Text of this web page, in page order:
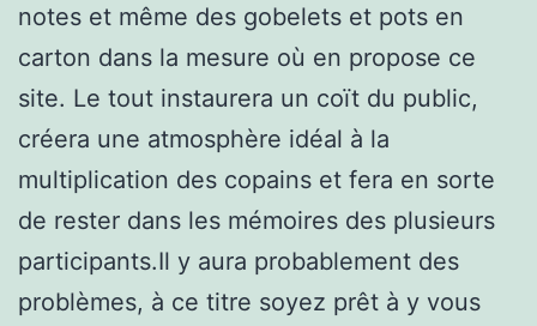
notes et même des gobelets et pots en
carton dans la mesure où en propose ce
site. Le tout instaurera un coït du public,
créera une atmosphère idéal à la
multiplication des copains et fera en sorte
de rester dans les mémoires des plusieurs
participants.Il y aura probablement des
problèmes, à ce titre soyez prêt à y vous